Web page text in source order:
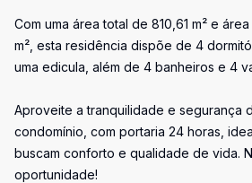
Com uma área total de 810,61 m² e
m², esta residência dispõe de 4
uma edicula, além de 4 banheiros e 4
Aproveite a tranquilidade e segurança
condomínio, com portaria 24 horas,
buscam conforto e qualidade de vida.
oportunidade!